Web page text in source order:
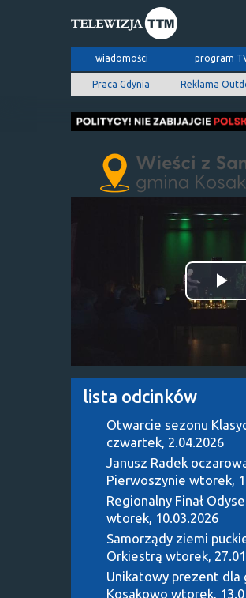
wiadomości program
Praca Gdynia Reklama
lista odcinków
Otwarcie sezonu
czwartek, 2.04.2026
Janusz Radek
Pierwoszynie wtorek,
Regionalny Finał
wtorek, 10.03.2026
Samorządy ziemi
Orkiestrą wtorek,
Unikatowy prezent dla
Kosakowo wtorek,